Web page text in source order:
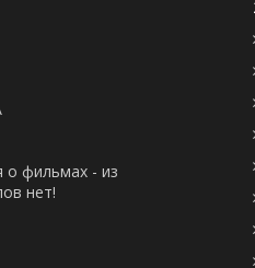
о фильмах - из
нет!